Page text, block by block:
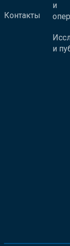
Контакты
и
и